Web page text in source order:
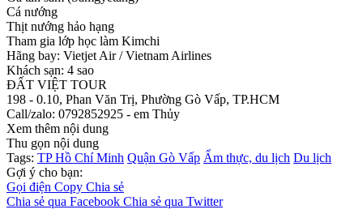
Cá nướng
Thịt nướng hảo hạng
Tham gia lớp học làm Kimchi
Hãng bay: Vietjet Air / Vietnam Airlines
Khách sạn: 4 sao
ĐẤT VIỆT TOUR
198 - 0.10, Phan Văn Trị, Phường Gò Vấp, TP.HCM
Call/zalo: 0792852925 - em Thủy
Xem thêm nội dung
Thu gọn nội dung
Tags: TP Hồ Chí Minh Quận Gò Vấp Ẩm thực, du lịch Du lịch
Gợi ý cho bạn:
Gọi điện Copy Chia sẻ
Chia sẻ qua Facebook Chia sẻ qua Twitter